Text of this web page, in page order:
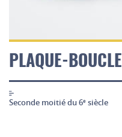
PLAQUE-BOUCLE
Seconde moitié du 6e siècle